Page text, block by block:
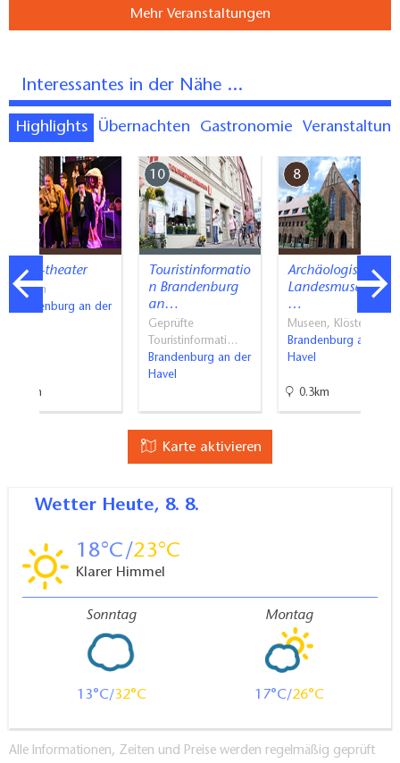
Mehr Veranstaltungen
Interessantes in der Nähe ...
Highlights Übernachten Gastronomie
event-theater
Bühnen
Brandenburg an der
1km
10
Touristinformatio
n Brandenburg
an…
Geprüfte
Touristinformati…
Brandenburg an der
Havel
8
Archäologisches
Landesmuseum
…
Museen, Klöster
Brandenburg an der
Havel
0.3km
Karte aktivieren
Wetter Heute, 8. 8.
18 23
Klarer Himmel
Sonntag
13 32
Montag
17 26
Alle Informationen, Zeiten und Preise werden regelmäßig geprüft